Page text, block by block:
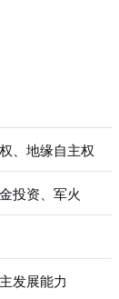
、地缘自主权
投资、军火
发展能力